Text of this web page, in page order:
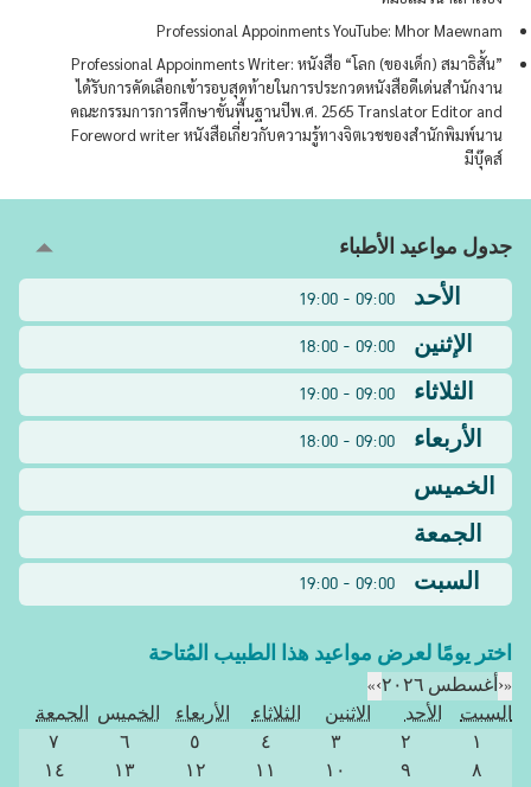
Professional Appoinments YouTube: Mhor Maewnam
Professional Appoinments Writer: หนังสือ “โลก (ของเด็ก) สมาธิสั้น”
ได้รับการคัดเลือกเข้ารอบสุดท้ายในการประกวดหนังสือดีเด่นสำนักงาน
คณะกรรมการการศึกษาขั้นพื้นฐานปีพ.ศ. 2565 Translator Editor and
Foreword writer หนังสือเกี่ยวกับความรู้ทางจิตเวชของสำนักพิมพ์นาน
มีบุ๊คส์
جدول مواعيد الأطباء
الأحد
09:00 - 19:00
الإثنين
09:00 - 18:00
الثلاثاء
09:00 - 19:00
الأربعاء
09:00 - 18:00
الخميس
الجمعة
السبت
09:00 - 19:00
اختر يومًا لعرض مواعيد هذا الطبيب المُتاحة
«
‹أغسطس ٢٠٢٦ ›
»
السبت
الأحد الاثنين الثلاثاء الأربعاء الخميس الجمعة
١
٢ ٣ ٤ ٥ ٦
٧
٨
٩ ١٠ ١١ ١٢ ١٣
١٤